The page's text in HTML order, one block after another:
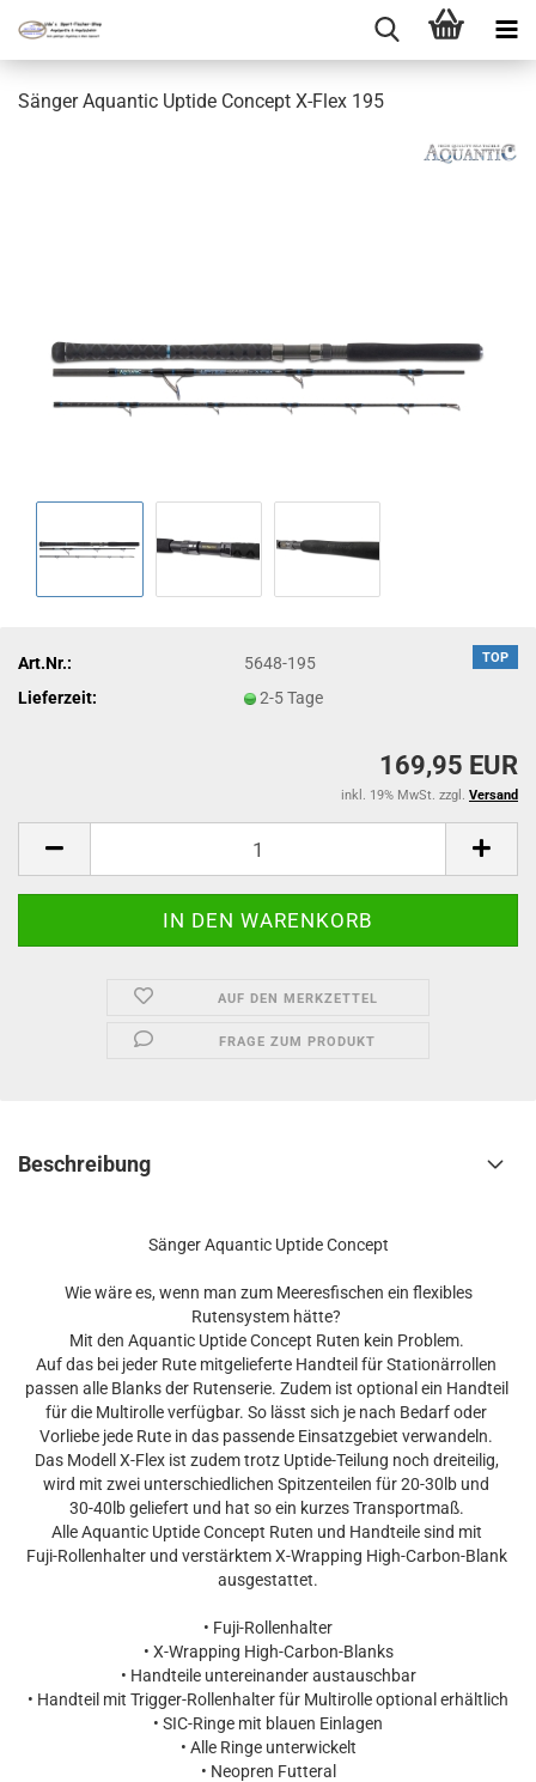
Sänger Aquantic Uptide Concept X-Flex 195
TOP
Art.Nr.:
5648-195
Lieferzeit:
2-5 Tage
169,95 EUR
inkl. 19% MwSt. zzgl. Versand
AUF DEN MERKZETTEL
FRAGE ZUM PRODUKT
Beschreibung
Sänger Aquantic Uptide Concept
Wie wäre es, wenn man zum Meeresfischen ein flexibles
Rutensystem hätte?
Mit den Aquantic Uptide Concept Ruten kein Problem.
Auf das bei jeder Rute mitgelieferte Handteil für Stationärrollen
passen alle Blanks der Rutenserie. Zudem ist optional ein Handteil
für die Multirolle verfügbar. So lässt sich je nach Bedarf oder
Vorliebe jede Rute in das passende Einsatzgebiet verwandeln.
Das Modell X-Flex ist zudem trotz Uptide-Teilung noch dreiteilig,
wird mit zwei unterschiedlichen Spitzenteilen für 20-30lb und
30-40lb geliefert und hat so ein kurzes Transportmaß.
Alle Aquantic Uptide Concept Ruten und Handteile sind mit
Fuji-Rollenhalter und verstärktem X-Wrapping High-Carbon-Blank
ausgestattet.
• Fuji-Rollenhalter
• X-Wrapping High-Carbon-Blanks
• Handteile untereinander austauschbar
• Handteil mit Trigger-Rollenhalter für Multirolle optional erhältlich
• SIC-Ringe mit blauen Einlagen
• Alle Ringe unterwickelt
• Neopren Futteral